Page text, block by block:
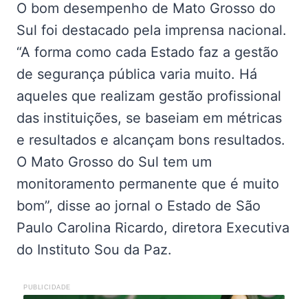
O bom desempenho de Mato Grosso do
Sul foi destacado pela imprensa nacional.
“A forma como cada Estado faz a gestão
de segurança pública varia muito. Há
aqueles que realizam gestão profissional
das instituições, se baseiam em métricas
e resultados e alcançam bons resultados.
O Mato Grosso do Sul tem um
monitoramento permanente que é muito
bom”, disse ao jornal o Estado de São
Paulo Carolina Ricardo, diretora Executiva
do Instituto Sou da Paz.
PUBLICIDADE